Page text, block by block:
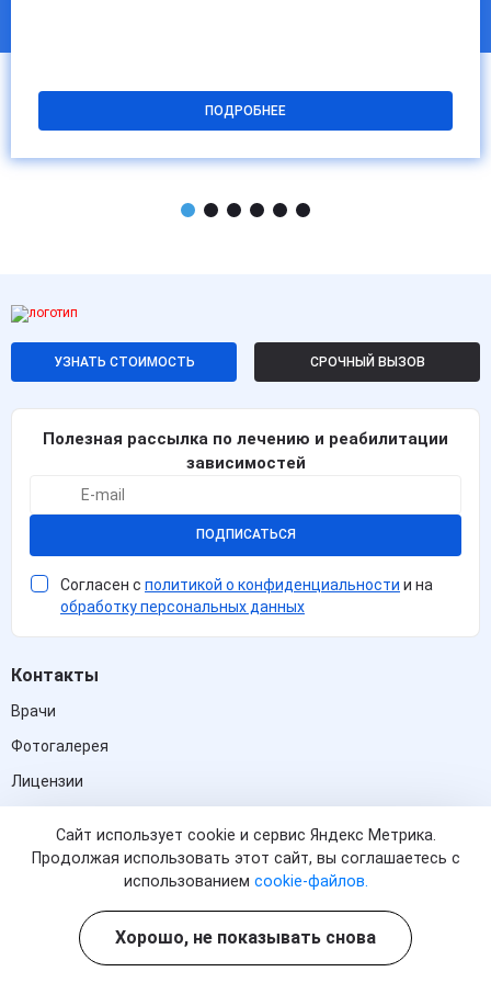
ПОДРОБНЕЕ
УЗНАТЬ СТОИМОСТЬ СРОЧНЫЙ ВЫЗОВ
Полезная рассылка по лечению и реабилитации
зависимостей
ПОДПИСАТЬСЯ
Согласен с политикой о конфиденциальности и на
обработку персональных данных
Контакты
Врачи
Фотогалерея
Лицензии
Акции
Вывод из запоя
В стационаре
Нарколог на дом
Сайт использует cookie и сервис Яндекс Метрика.
Продолжая использовать этот сайт, вы соглашаетесь с
использованием cookie-файлов.
Хорошо, не показывать снова